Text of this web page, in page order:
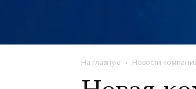
На главную Новости